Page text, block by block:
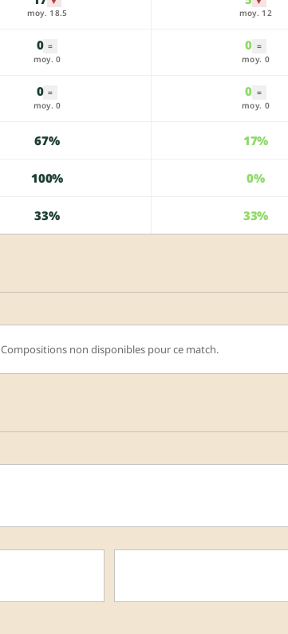
moy. 18.5 moy. 12
0 =
moy. 0
0 =
moy. 0
0 =
moy. 0
0 =
moy. 0
67% 17%
100% 0%
33% 33%
Compositions non disponibles pour ce match.